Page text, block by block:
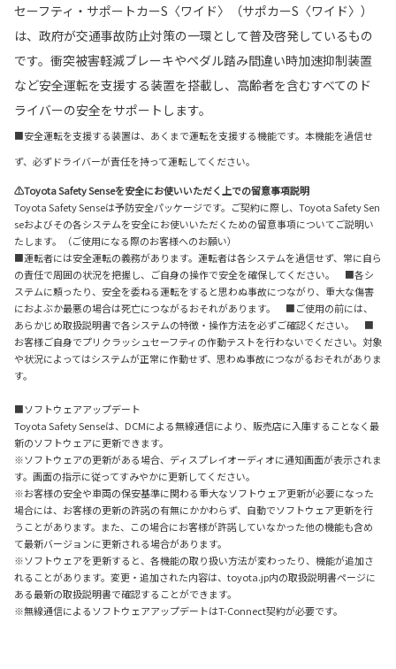
セーフティ・サポートカーS〈ワイド〉（サポカーS〈ワイド〉）
は、政府が交通事故防止対策の一環として普及啓発しているもの
です。衝突被害軽減ブレーキやペダル踏み間違い時加速抑制装置
など安全運転を支援する装置を搭載し、高齢者を含むすべてのド
ライバーの安全をサポートします。
■安全運転を支援する装置は、あくまで運転を支援する機能です。本機能を過信せ
ず、必ずドライバーが責任を持って運転してください。
⚠Toyota Safety Senseを安全にお使いいただく上での留意事項説明
Toyota Safety Senseは予防安全パッケージです。ご契約に際し、Toyota Safety Sen
seおよびその各システムを安全にお使いいただくための留意事項についてご説明い
たします。（ご使用になる際のお客様へのお願い）
■運転者には安全運転の義務があります。運転者は各システムを過信せず、常に自ら
の責任で周囲の状況を把握し、ご自身の操作で安全を確保してください。 ■各シ
ステムに頼ったり、安全を委ねる運転をすると思わぬ事故につながり、重大な傷害
におよぶか最悪の場合は死亡につながるおそれがあります。 ■ご使用の前には、
あらかじめ取扱説明書で各システムの特徴・操作方法を必ずご確認ください。 ■
お客様ご自身でプリクラッシュセーフティの作動テストを行わないでください。対象
や状況によってはシステムが正常に作動せず、思わぬ事故につながるおそれがありま
す。
■ソフトウェアアップデート
Toyota Safety Senseは、DCMによる無線通信により、販売店に入庫することなく最
新のソフトウェアに更新できます。
※ソフトウェアの更新がある場合、ディスプレイオーディオに通知画面が表示されま
す。画面の指示に従ってすみやかに更新してください。
※お客様の安全や車両の保安基準に関わる重大なソフトウェア更新が必要になった
場合には、お客様の更新の許諾の有無にかかわらず、自動でソフトウェア更新を行
うことがあります。また、この場合にお客様が許諾していなかった他の機能も含め
て最新バージョンに更新される場合があります。
※ソフトウェアを更新すると、各機能の取り扱い方法が変わったり、機能が追加さ
れることがあります。変更・追加された内容は、toyota.jp内の取扱説明書ページに
ある最新の取扱説明書で確認することができます。
※無線通信によるソフトウェアアップデートはT-Connect契約が必要です。